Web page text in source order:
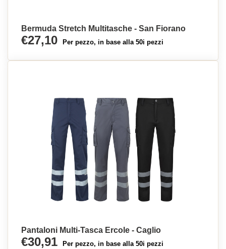
Bermuda Stretch Multitasche - San Fiorano
€27,10 Per pezzo, in base alla 50i pezzi
Pantaloni Multi-Tasca Ercole - Caglio
€30,91 Per pezzo, in base alla 50i pezzi